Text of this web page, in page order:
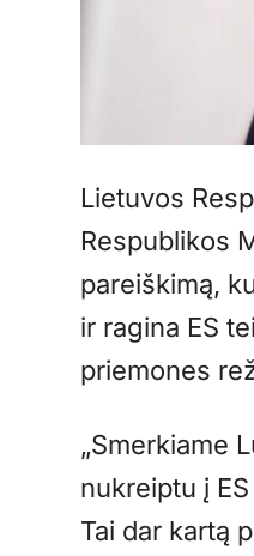
Lietuvos
Respublikos
pareiškimą,
ir ragina ES
priemones
„Smerkiame
nukreiptu į
Tai dar kartą